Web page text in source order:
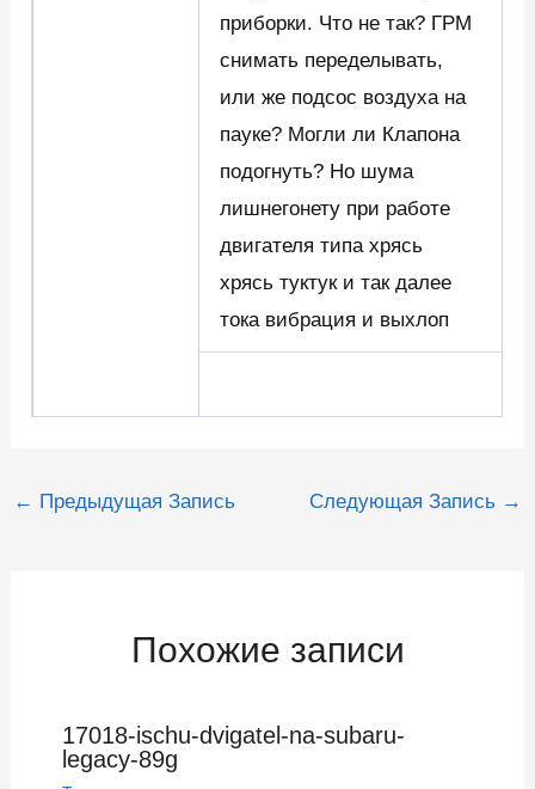
приборки. Что не так? ГРМ
снимать переделывать,
или же подсос воздуха на
пауке? Могли ли Клапона
подогнуть? Но шума
лишнегонету при работе
двигателя типа хрясь
хрясь туктук и так далее
тока вибрация и выхлоп
Навигация
← Предыдущая Запись Следующая Запись →
Похожие записи
17018-ischu-dvigatel-na-subaru-
legacy-89g